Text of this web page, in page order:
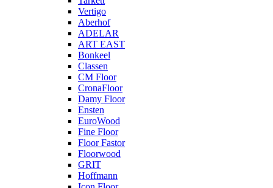
Vertigo
Aberhof
ADELAR
ART EAST
Bonkeel
Classen
CM Floor
CronaFloor
Damy Floor
Ensten
EuroWood
Fine Floor
Floor Fastor
Floorwood
GRIT
Hoffmann